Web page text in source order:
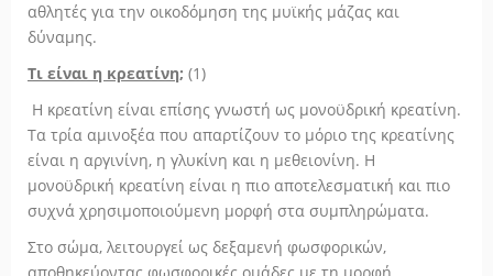
αθλητές για την οικοδόμηση της μυϊκής μάζας και
δύναμης.
Τι είναι η κρεατίνη; (1)
Η κρεατίνη είναι επίσης γνωστή ως μονοϋδρική κρεατίνη.
Τα τρία αμινοξέα που απαρτίζουν το μόριο της κρεατίνης
είναι η αργινίνη, η γλυκίνη και η μεθειονίνη. Η
μονοϋδρική κρεατίνη είναι η πιο αποτελεσματική και πιο
συχνά χρησιμοποιούμενη μορφή στα συμπληρώματα.
Στο σώμα, λειτουργεί ως δεξαμενή φωσφορικών,